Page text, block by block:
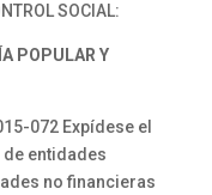
SOCIAL:
POPULAR Y
072 Expídese el
entidades
no financieras